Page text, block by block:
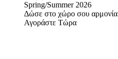
Spring/Summer 2026
Δώσε στο χώρο σου αρμονία
Αγοράστε Τώρα